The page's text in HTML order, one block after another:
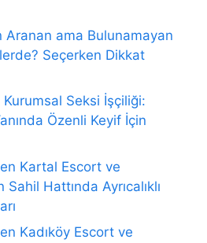
Aranan ama Bulunamayan
Seçerken Dikkat
Seksi İşçiliği:
Özenli Keyif İçin
Kartal Escort ve
Sahil Hattında Ayrıcalıklı
Kadıköy Escort ve